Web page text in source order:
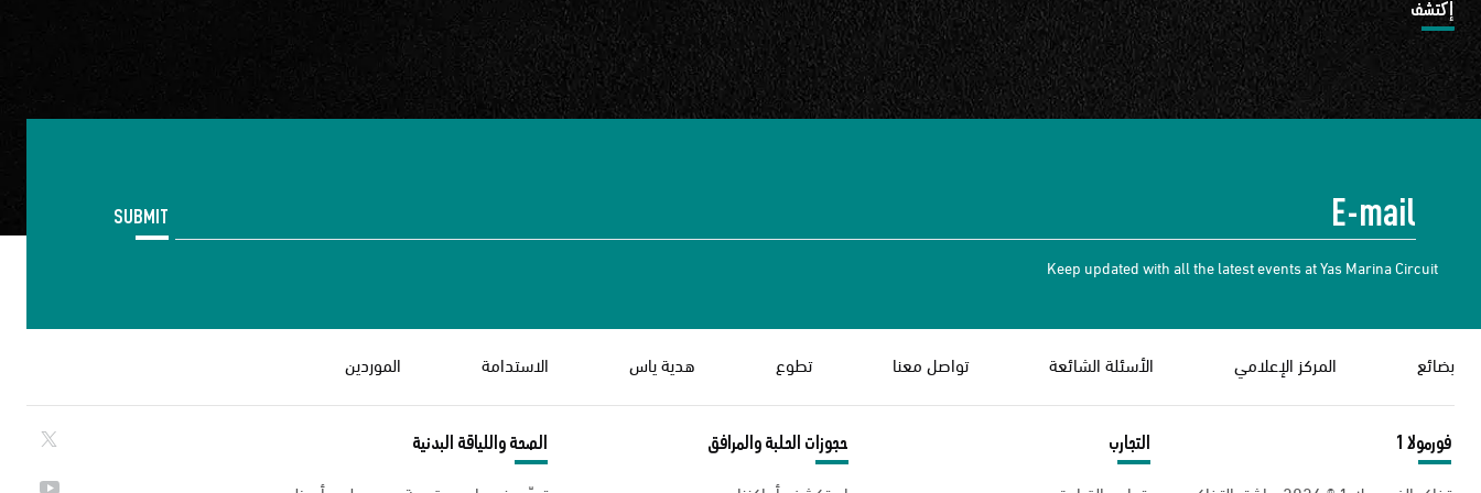
إكتشف
SUBMIT
Keep updated with all the latest events at Yas Marina Circuit
بضائع المركز الإعلامي الأسئلة الشائعة تواصل معنا تطوع هدية ياس الاستدامة الموردين
فورمولا 1 التجارب حجوزات الحلبة والمرافق الصحة واللياقة البدنية